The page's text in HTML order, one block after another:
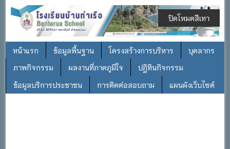
หน้าแรก ข้อมูลพื้นฐาน โครงสร้างการบริหาร
บุคลากร
ภาพกิจกรรม
ผลงานที่ภาคภูมิใจ
ปฎิทินกิจกรรม
ข้อมูลบริการประชาชน
การติดต่อสอบถาม แผนผังเว็บไซต์
ปิดโหมดสีเทา